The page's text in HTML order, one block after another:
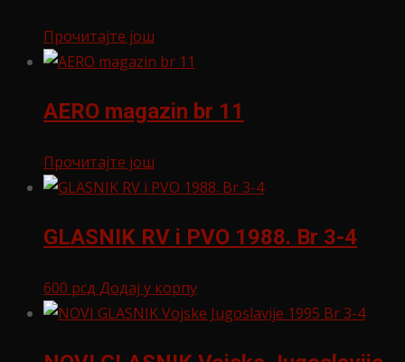
Прочитајте још
AERO magazin br 11
Прочитајте још
GLASNIK RV i PVO 1988. Br 3-4
600 рсд Додај у корпу